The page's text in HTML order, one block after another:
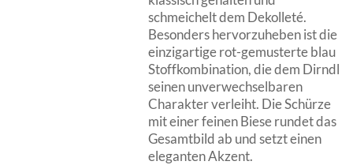
schmeichelt dem Dekolleté.
Besonders hervorzuheben ist die
einzigartige rot-gemusterte blau
Stoffkombination, die dem Dirndl
seinen unverwechselbaren
Charakter verleiht. Die Schürze
mit einer feinen Biese rundet das
Gesamtbild ab und setzt einen
eleganten Akzent.